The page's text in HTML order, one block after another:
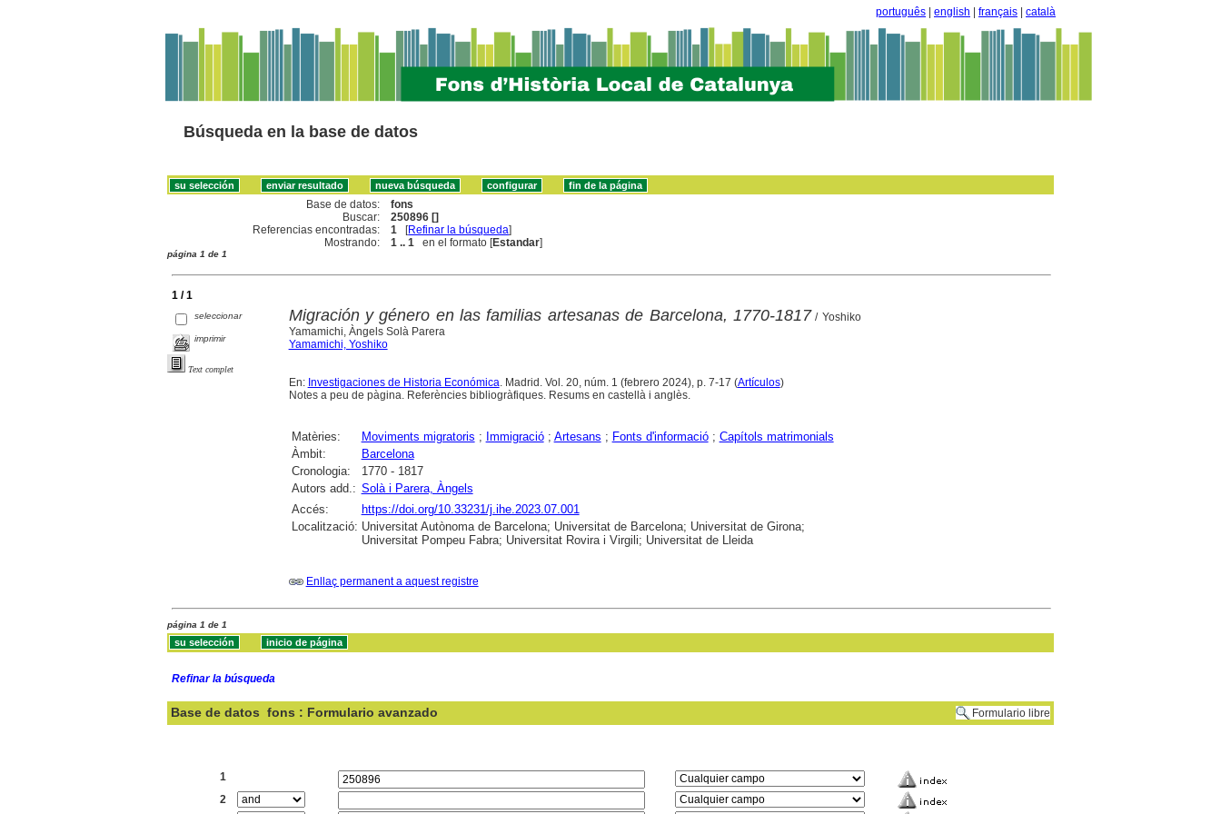
português english français català
Búsqueda en la base de datos
Base de datos:
fons
Buscar:
250896 []
Referencias encontradas:
1 [Refinar la búsqueda]
Mostrando:
1 .. 1 en el formato [Estandar]
página 1 de 1
1 / 1
seleccionar
imprimir
Text complet
Migración y género en las familias artesanas de Barcelona, 1770-1817/ Yoshiko
Yamamichi, Àngels Solà Parera
Yamamichi, Yoshiko
En: Investigaciones de Historia Económica. Madrid. Vol. 20, núm. 1 (febrero 2024), p. 7-17 (Artículos)
Notes a peu de pàgina. Referències bibliogràfiques. Resums en castellà i anglès.
Matèries: Moviments migratoris ; Immigració; Artesans ; Fonts d'informació; Capítols matrimonials
Àmbit:
Barcelona
Cronologia:
1770 - 1817
Autors add.: Solà i Parera, Àngels
Accés:
https://doi.org/10.33231/j.ihe.2023.07.001
Localització: Universitat Autònoma de Barcelona; Universitat de Barcelona; Universitat de Girona;
Universitat Pompeu Fabra; Universitat Rovira i Virgili; Universitat de Lleida
Enllaç permanent a aquest registre
página 1 de 1
Refinar la búsqueda
Base de datos fons : Formulario avanzado Formulario libre
1
2